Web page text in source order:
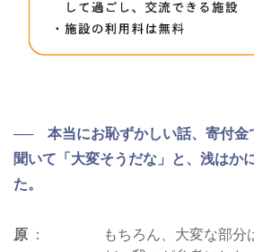
── 本当にお恥ずかしい話、寄付金
聞いて「大変そうだな」と、浅はか
た。
原
もちろん、大変な部分